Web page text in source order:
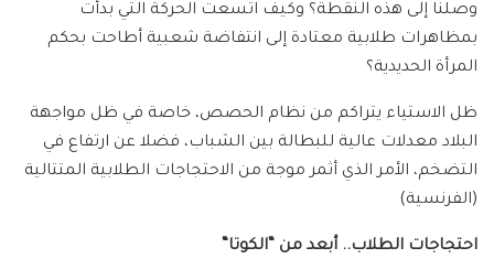
وصلنا إلى هذه النقطة؟ وكيف اتسعت الحركة التي بدأت
بمظاهرات طلابية معتادة إلى انتفاضة شعبية أطاحت بحكم
المرأة الحديدية؟
ظل الاستياء يتراكم من نظام الحصص، خاصة في ظل مواجهة
البلاد معدلات عالية للبطالة بين الشباب، فضلا عن ارتفاع في
التضخم، الأمر الذي أثمر موجة من الاحتجاجات الطلابية المتتالية
(الفرنسية)
احتجاجات الطلاب.. أبعد من “الكوتا